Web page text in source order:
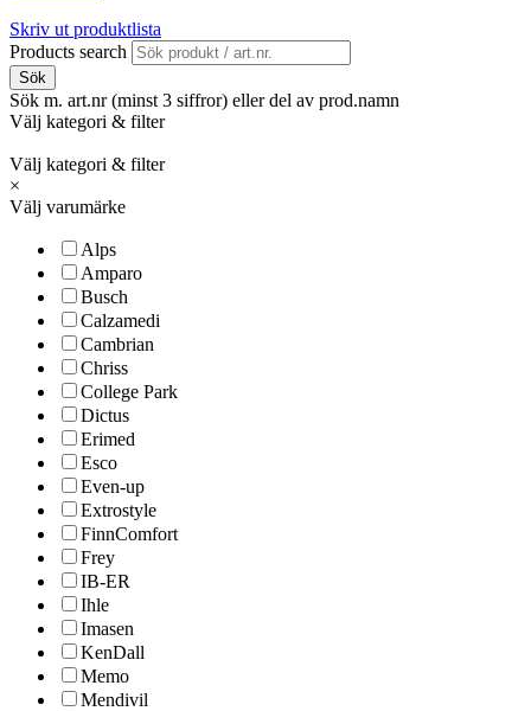
Skriv ut produktlista
Products search
Sök
Sök m. art.nr (minst 3 siffror) eller del av prod.namn
Välj kategori & filter
Välj kategori & filter
×
Välj varumärke
Alps
Amparo
Busch
Calzamedi
Cambrian
Chriss
College Park
Dictus
Erimed
Esco
Even-up
Extrostyle
FinnComfort
Frey
IB-ER
Ihle
Imasen
KenDall
Memo
Mendivil